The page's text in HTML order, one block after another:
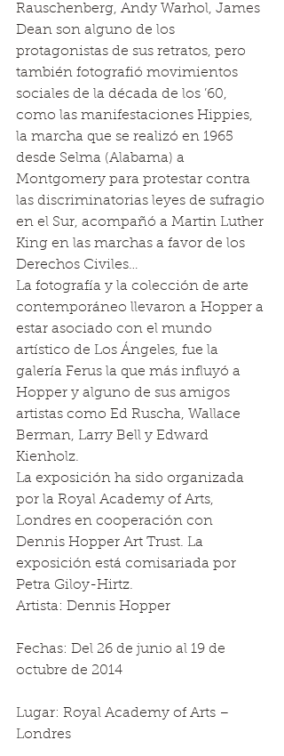
Rauschenberg, Andy Warhol, James
Dean son alguno de los
protagonistas de sus retratos, pero
también fotografió movimientos
sociales de la década de los ’60,
como las manifestaciones Hippies,
la marcha que se realizó en 1965
desde Selma (Alabama) a
Montgomery para protestar contra
las discriminatorias leyes de sufragio
en el Sur, acompañó a Martin Luther
King en las marchas a favor de los
Derechos Civiles…
La fotografía y la colección de arte
contemporáneo llevaron a Hopper a
estar asociado con el mundo
artístico de Los Ángeles, fue la
galería Ferus la que más influyó a
Hopper y alguno de sus amigos
artistas como Ed Ruscha, Wallace
Berman, Larry Bell y Edward
Kienholz.
La exposición ha sido organizada
por la Royal Academy of Arts,
Londres en cooperación con
Dennis Hopper Art Trust. La
exposición está comisariada por
Petra Giloy-Hirtz.
Artista: Dennis Hopper
Fechas: Del 26 de junio al 19 de
octubre de 2014
Lugar: Royal Academy of Arts –
Londres